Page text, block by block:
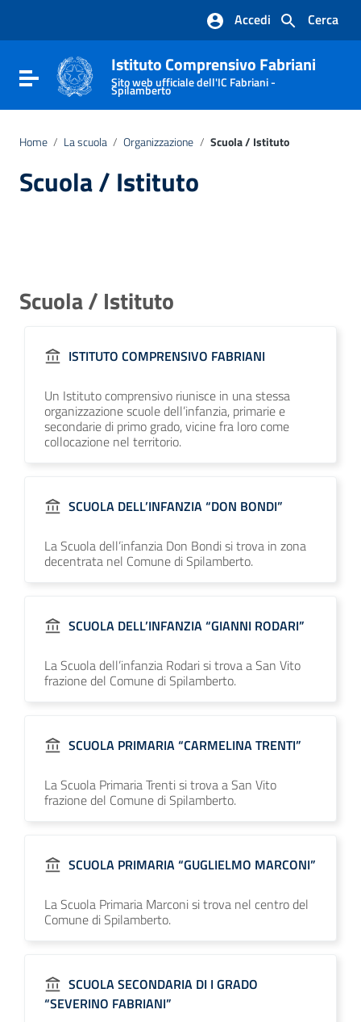
Vai al footer
Cerca
Accedi
Attiva / disattiva la navigazione
Istituto Comprensivo Fabriani
Sito web ufficiale dell'IC Fabriani -
Spilamberto
Home / La scuola / Organizzazione / Scuola / Istituto
Scuola / Istituto
Scuola / Istituto
ISTITUTO COMPRENSIVO FABRIANI
Un Istituto comprensivo riunisce in una stessa
organizzazione scuole dell’infanzia, primarie e
secondarie di primo grado, vicine fra loro come
collocazione nel territorio.
SCUOLA DELL’INFANZIA “DON BONDI”
La Scuola dell’infanzia Don Bondi si trova in zona
decentrata nel Comune di Spilamberto.
SCUOLA DELL’INFANZIA “GIANNI RODARI”
La Scuola dell’infanzia Rodari si trova a San Vito
frazione del Comune di Spilamberto.
SCUOLA PRIMARIA “CARMELINA TRENTI”
La Scuola Primaria Trenti si trova a San Vito
frazione del Comune di Spilamberto.
SCUOLA PRIMARIA “GUGLIELMO MARCONI”
La Scuola Primaria Marconi si trova nel centro del
Comune di Spilamberto.
SCUOLA SECONDARIA DI I GRADO
“SEVERINO FABRIANI”